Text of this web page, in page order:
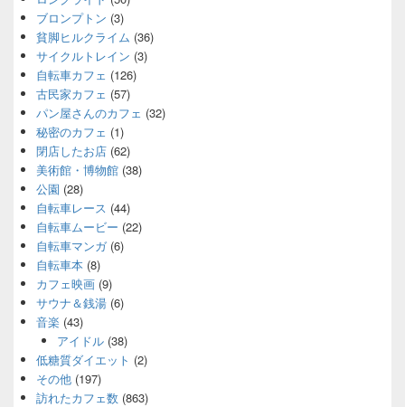
ブロンプトン (3)
貧脚ヒルクライム (36)
サイクルトレイン (3)
自転車カフェ (126)
古民家カフェ (57)
パン屋さんのカフェ (32)
秘密のカフェ (1)
閉店したお店 (62)
美術館・博物館 (38)
公園 (28)
自転車レース (44)
自転車ムービー (22)
自転車マンガ(6)
自転車本 (8)
カフェ映画 (9)
サウナ＆銭湯 (6)
音楽 (43)
アイドル(38)
低糖質ダイエット (2)
その他 (197)
訪れたカフェ数 (863)